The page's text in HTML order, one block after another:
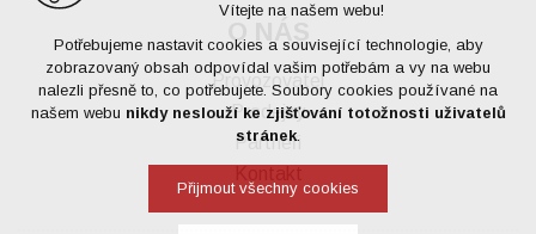
O NÁS
Provozovatel
Prodejny
Partneři
Vítejte na našem webu!
Potřebujeme nastavit cookies a související technologie, aby
zobrazovaný obsah odpovídal vašim potřebám a vy na webu
nalezli přesně to, co potřebujete. Soubory cookies používané na
našem webu nikdy neslouží ke zjišťování totožnosti uživatelů
stránek.
Přijmout všechny cookies